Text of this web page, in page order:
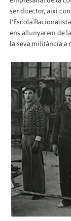
ser director, així
l'Escola
ens allunyarem de
la seva militància a